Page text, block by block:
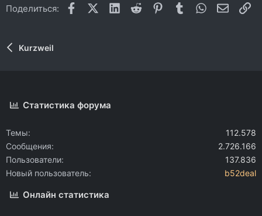
Поделиться: FacebookX (Twitter)
LinkedIn
Reddit Pinterest
Tumblr WhatsApp
Kurzweil
Статистика форума
Темы
112.578
Сообщения
2.726.166
Пользователи
137.836
Новый пользователь
b52deal
Онлайн статистика